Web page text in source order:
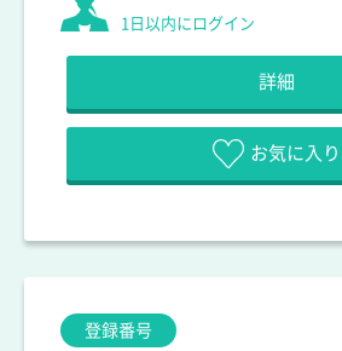
1日以内にログイン
詳細
お気に入り
登録番号